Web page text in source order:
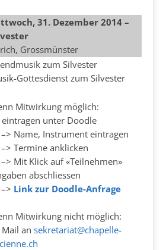
31. Dezember 2014 –
Grossmünster
zum Silvester
Gottesdienst zum Silvester
Mitwirkung möglich:
eintragen unter Doodle
Name, Instrument eintragen
Termine anklicken
Mit Klick auf «Teilnehmen»
abschliessen
Link zur Doodle-Anfrage
Mitwirkung nicht möglich:
an sekretariat@chapelle-